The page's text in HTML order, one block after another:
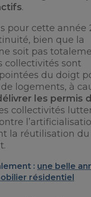
.
pour cette année
bien que la
soit pas
collectivités sont
du doigt
logements, à
les permis
collectivités
la réutilisation
: une belle
résidentiel